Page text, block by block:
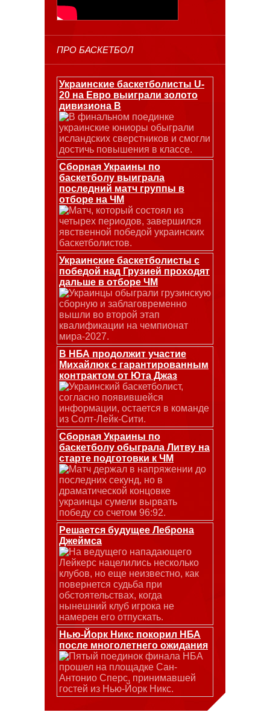
ПРО БАСКЕТБОЛ
Украинские баскетболисты U-
20 на Евро выиграли золото
дивизиона В
В финальном поединке
украинские юниоры обыграли
исландских сверстников и смогли
достичь повышения в классе.
Сборная Украины по
баскетболу выиграла
последний матч группы в
отборе на ЧМ
Матч, который состоял из
четырех периодов, завершился
явственной победой украинских
баскетболистов.
Украинские баскетболисты с
победой над Грузией проходят
дальше в отборе ЧМ
Украинцы обыграли грузинскую
сборную и заблаговременно
вышли во второй этап
квалификации на чемпионат
мира-2027.
В НБА продолжит участие
Михайлюк с гарантированным
контрактом от Юта Джаз
Украинский баскетболист,
согласно появившейся
информации, остается в команде
из Солт-Лейк-Сити.
Сборная Украины по
баскетболу обыграла Литву на
старте подготовки к ЧМ
Матч держал в напряжении до
последних секунд, но в
драматической концовке
украинцы сумели вырвать
победу со счетом 96:92.
Решается будущее Леброна
Джеймса
На ведущего нападающего
Лейкерс нацелились несколько
клубов, но еще неизвестно, как
повернется судьба при
обстоятельствах, когда
нынешний клуб игрока не
намерен его отпускать.
Нью-Йорк Никс покорил НБА
после многолетнего ожидания
Пятый поединок финала НБА
прошел на площадке Сан-
Антонио Сперс, принимавшей
гостей из Нью-Йорк Никс.